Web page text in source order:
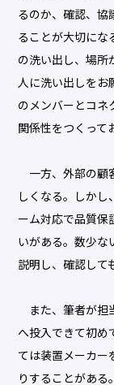
るのか、確認、協
ることが大切にな
の洗い出し、場所
人に洗い出しをお
のメンバーとコネ
関係性をつくって
一方、外部の顧
しくなる。しかし
ーム対応で品質保
いがある。数少な
説明し、確認して
また、筆者が担
へ投入できて初め
ては装置メーカー
りすることがある